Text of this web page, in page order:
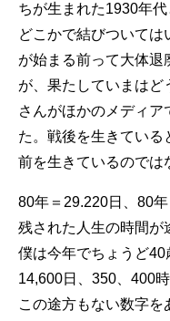
ちが生まれた1930年
どこかで結びついて
が始まる前って大体退
が、果たしていまはど
さんがほかのメディア
た。戦後を生きている
前を生きているのでは
80年＝29.220日、80
残された人生の時間が
僕は今年でちょうど
14,600日、350、400
この途方もない数字